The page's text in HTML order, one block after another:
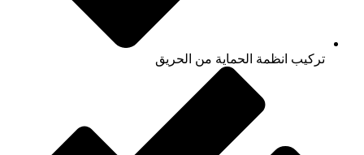
تركيب انظمة الحماية من الحريق